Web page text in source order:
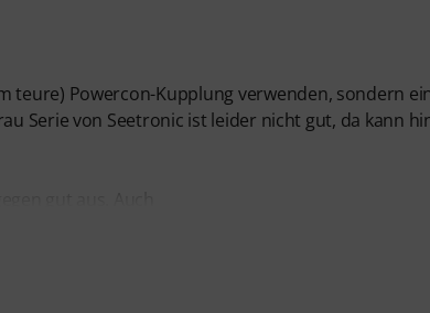
teure) Powercon-Kupplung verwenden, sondern
Serie von Seetronic ist leider nicht gut, da kann